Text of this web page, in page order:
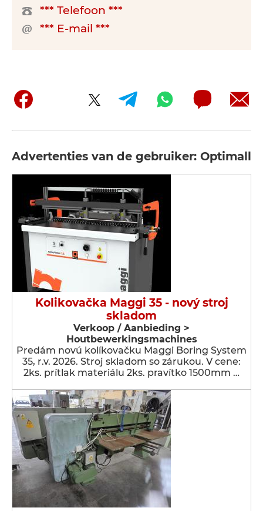
*** Telefoon ***
*** E-mail ***
Advertenties van de gebruiker: Optimall
Kolikovačka Maggi 35 - nový stroj
skladom
Verkoop / Aanbieding >
Houtbewerkingsmachines
Predám novú kolíkovačku Maggi Boring System
35, r.v. 2026. Stroj skladom so zárukou. V cene:
2ks. prítlak materiálu 2ks. pravítko 1500mm …